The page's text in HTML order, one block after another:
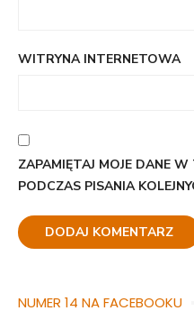
WITRYNA INTERNETOWA
ZAPAMIĘTAJ MOJE DANE W
PODCZAS PISANIA
NUMER 14 NA FACEBOOKU